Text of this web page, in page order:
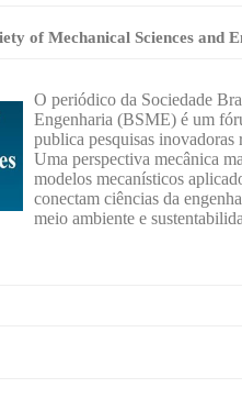
of Mechanical Sciences and
O periódico da Sociedade
Engenharia (BSME) é um
publica pesquisas inovadoras
Uma perspectiva mecânica
modelos mecanísticos
conectam ciências da
meio ambiente e